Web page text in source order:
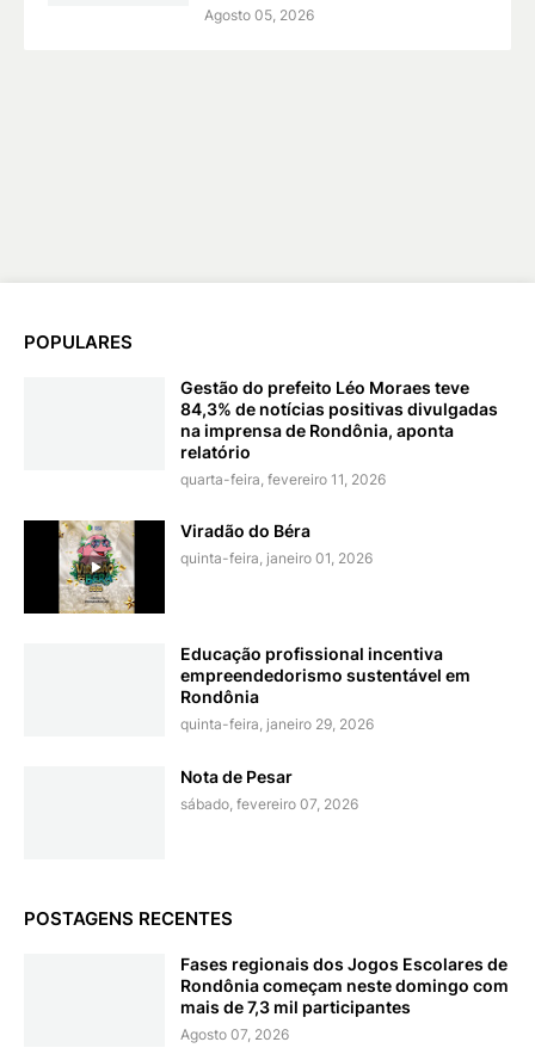
Agosto 05, 2026
POPULARES
Gestão do prefeito Léo Moraes teve
84,3% de notícias positivas divulgadas
na imprensa de Rondônia, aponta
relatório
quarta-feira, fevereiro 11, 2026
Viradão do Béra
quinta-feira, janeiro 01, 2026
Educação profissional incentiva
empreendedorismo sustentável em
Rondônia
quinta-feira, janeiro 29, 2026
Nota de Pesar
sábado, fevereiro 07, 2026
POSTAGENS RECENTES
Fases regionais dos Jogos Escolares de
Rondônia começam neste domingo com
mais de 7,3 mil participantes
Agosto 07, 2026